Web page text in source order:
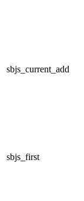
sbjs_current_add
sbjs_first